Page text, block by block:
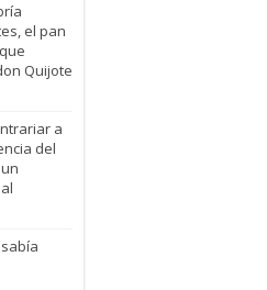
el pan
Quijote
a
del